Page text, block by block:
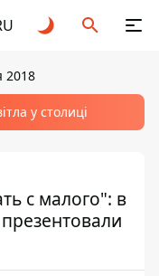
2018
у столиці
с малого": в